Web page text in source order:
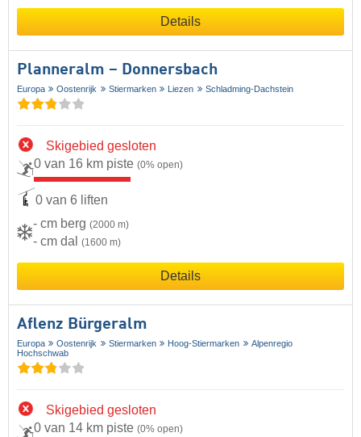
Details
Planneralm – Donnersbach
Europa Oostenrijk Stiermarken Liezen Schladming-Dachstein
Skigebied gesloten
0 van 16 km piste (0% open)
0 van 6 liften
- cm berg (2000 m)
- cm dal (1600 m)
Details
Aflenz Bürgeralm
Europa Oostenrijk Stiermarken Hoog-Stiermarken
Alpenregio
Hochschwab
Skigebied gesloten
0 van 14 km piste (0% open)